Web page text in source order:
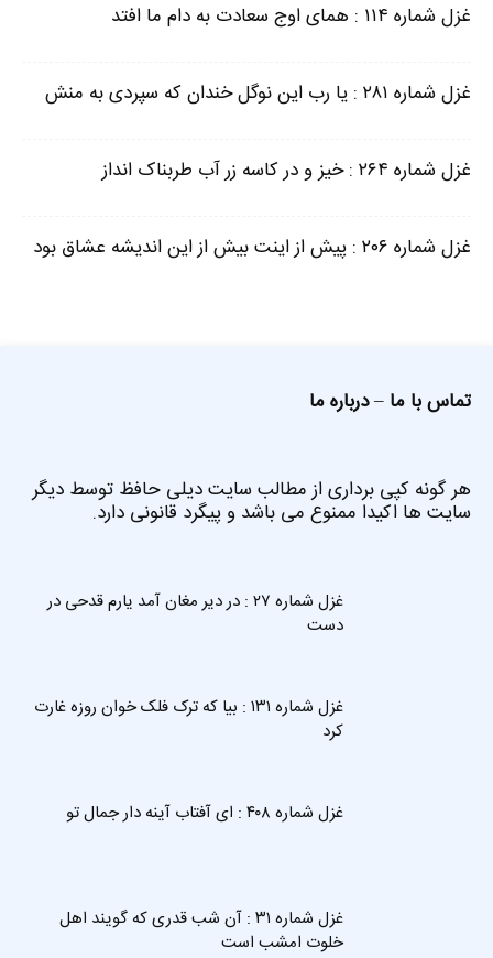
غزل شماره ۱۱۴ : همای اوج سعادت به دام ما افتد
غزل شماره ۲۸۱ : یا رب این نوگل خندان که سپردی به منش
غزل شماره ۲۶۴ : خیز و در کاسه زر آب طربناک انداز
غزل شماره ۲۰۶ : پیش از اینت بیش از این اندیشه عشاق بود
تماس با ما –درباره ما
هر گونه کپی برداری از مطالب سایت دیلی حافظ توسط دیگر
سایت ها اکیدا ممنوع می باشد و پیگرد قانونی دارد.
غزل شماره ۲۷ : در دیر مغان آمد یارم قدحی در
دست
غزل شماره ۱۳۱ : بیا که ترک فلک خوان روزه غارت
کرد
غزل شماره ۴۰۸ : ای آفتاب آینه دار جمال تو
غزل شماره ۳۱ : آن شب قدری که گویند اهل
خلوت امشب است